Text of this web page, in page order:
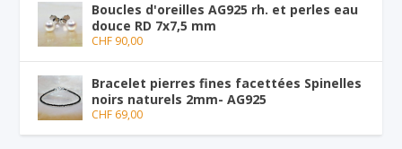
Boucles d'oreilles AG925 rh. et perles eau
douce RD 7x7,5 mm
CHF 90,00
Bracelet pierres fines facettées Spinelles
noirs naturels 2mm- AG925
CHF 69,00